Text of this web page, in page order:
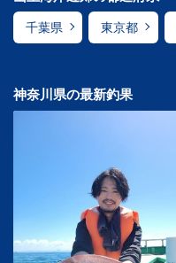
千葉県 東京都
神奈川県の最新釣果